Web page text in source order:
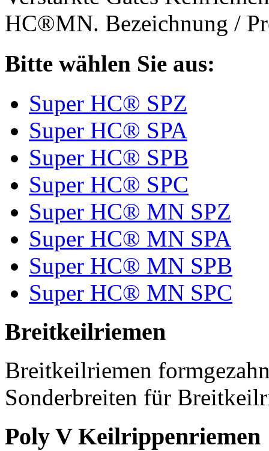
HC®MN. Bezeichnung /
Bitte wählen Sie aus:
Super HC® SPZ
Super HC® SPA
Super HC® SPB
Super HC® SPC
Super HC® MN SPZ
Super HC® MN SPA
Super HC® MN SPB
Super HC® MN SPC
Breitkeilriemen
Breitkeilriemen
Sonderbreiten für
Poly V Keilrippenriemen